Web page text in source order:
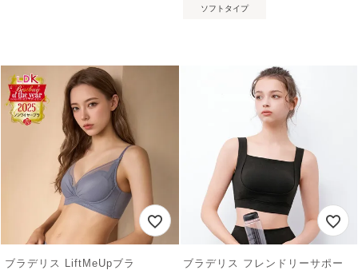
ソフトタイプ
ブラデリス LiftMeUpブラ
ブラデリス フレンドリーサポー